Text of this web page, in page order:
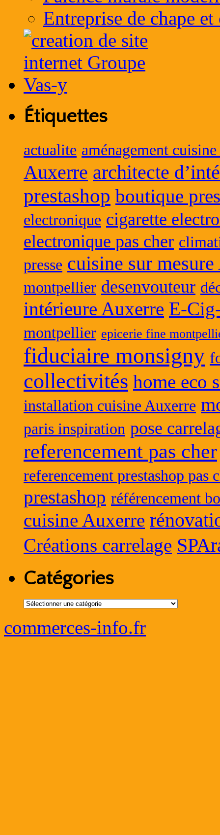
Entreprise de chape
Étiquettes
actualite aménagement
Auxerre architecte
prestashop boutique
electronique cigarette
electronique pas cher
presse cuisine sur
montpellier desenvouteur
intérieure Auxerre E-
montpellier epicerie fine
fiduciaire monsigny
collectivités home eco
installation cuisine Auxerre
paris inspiration pose
referencement pas cher
referencement prestashop pas
prestashop référencement
cuisine Auxerre
Créations carrelage
Catégories
Catégories
commerces-info.fr